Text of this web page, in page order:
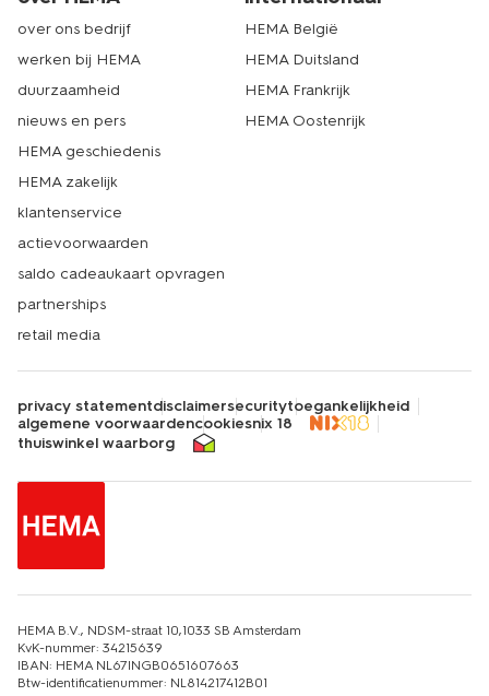
over ons bedrijf
werken bij HEMA
duurzaamheid
nieuws en pers
HEMA geschiedenis
HEMA zakelijk
klantenservice
actievoorwaarden
saldo cadeaukaart opvragen
partnerships
retail media
HEMA België
HEMA Duitsland
HEMA Frankrijk
HEMA Oostenrijk
privacy statementdisclaimersecuritytoegankelijkheid
algemene voorwaardencookiesnix 18
thuiswinkel waarborg
HEMA B.V., NDSM-straat 10,1033 SB Amsterdam
KvK-nummer: 34215639
IBAN: HEMA NL67INGB0651607663
Btw-identificatienummer: NL814217412B01